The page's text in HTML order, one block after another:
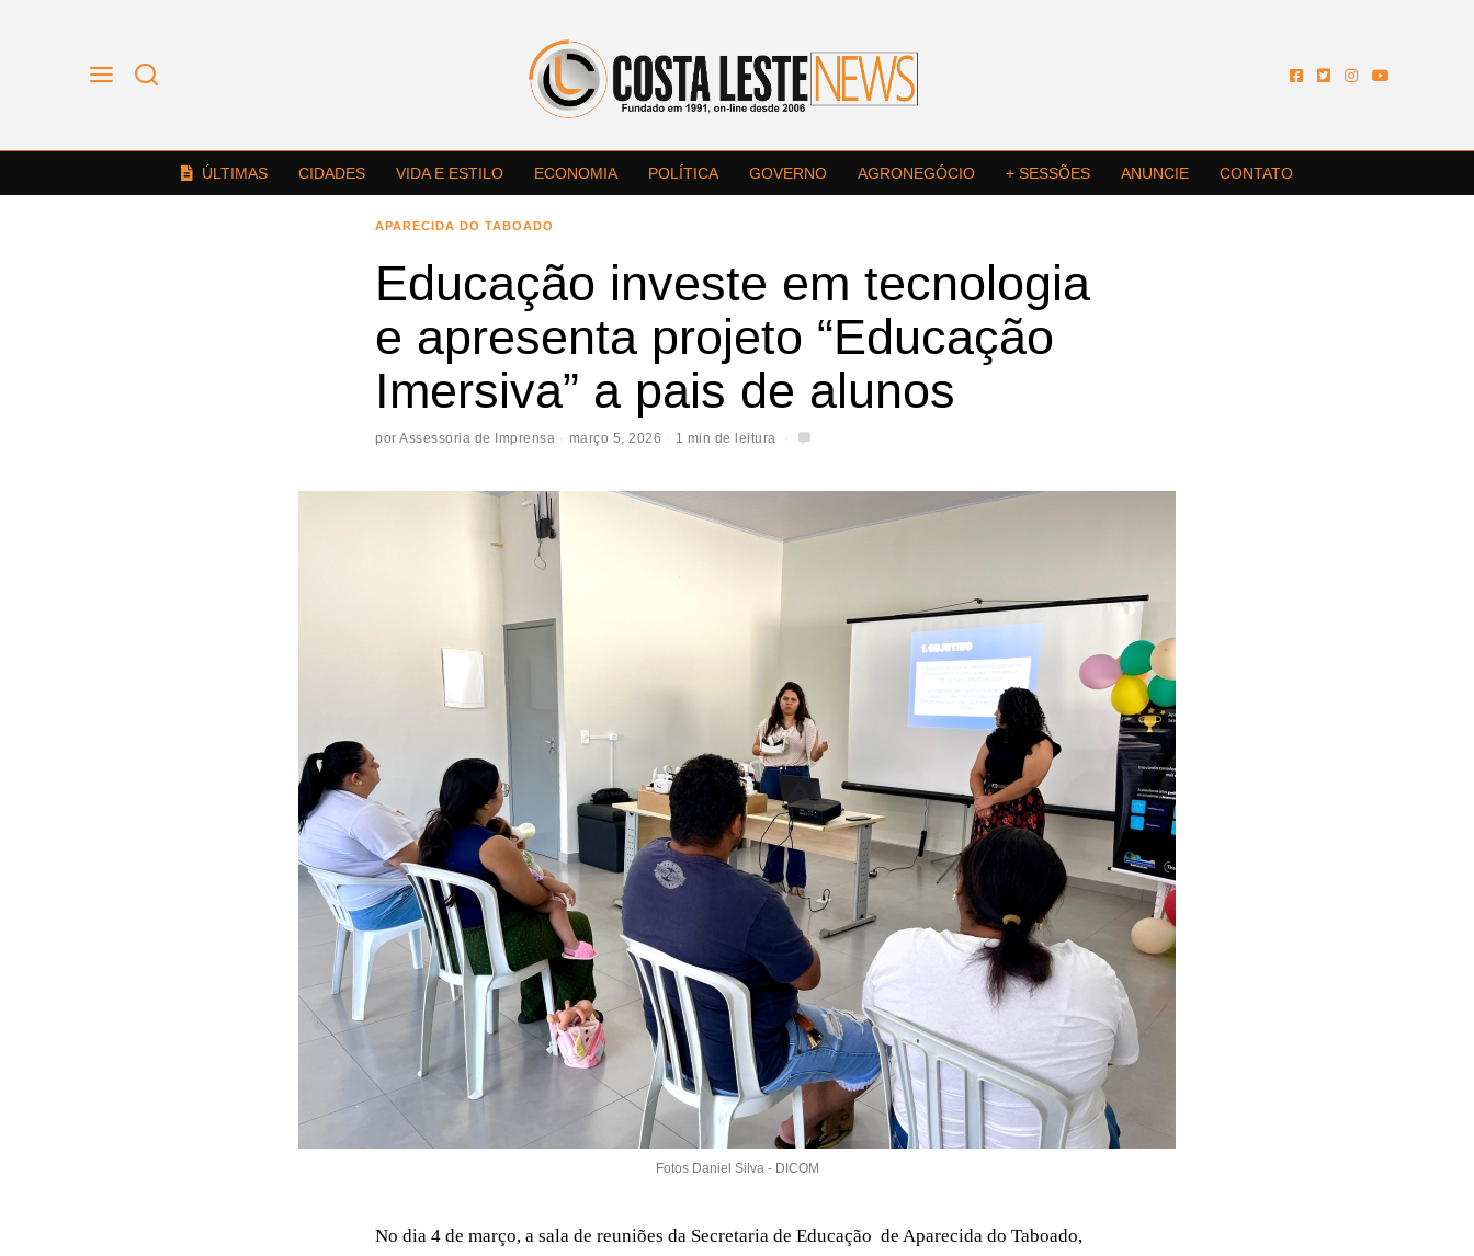
ÚLTIMAS CIDADES VIDA E ESTILO ECONOMIA POLÍTICA GOVERNO AGRONEGÓCIO + SESSÕES ANUNCIE CONTATO
APARECIDA DO TABOADO
Educação investe em tecnologia
e apresenta projeto “Educação
Imersiva” a pais de alunos
por Assessoria de Imprensa março 5, 2026 1 min de leitura
Fotos Daniel Silva - DICOM
No dia 4 de março, a sala de reuniões da Secretaria de Educação de Aparecida do Taboado,